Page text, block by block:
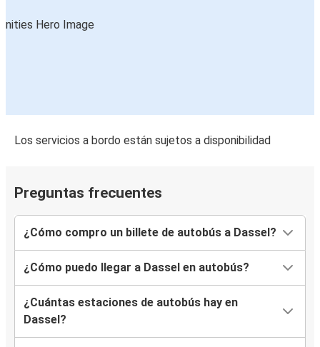
Los servicios a bordo están sujetos a disponibilidad
Preguntas frecuentes
¿Cómo compro un billete de autobús a Dassel?
¿Cómo puedo llegar a Dassel en autobús?
¿Cuántas estaciones de autobús hay en
Dassel?